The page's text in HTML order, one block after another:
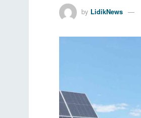
by LidikNews